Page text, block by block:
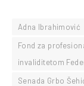
Adna Ibrahimović
Fond za
invaliditetom
Senada Grbo